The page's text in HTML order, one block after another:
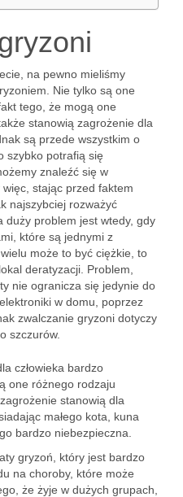
na pewno mieliśmy
Nie tylko są one
tego, że mogą one
stanowią zagrożenie dla
są przede wszystkim o
szybko potrafią się
znaleźć się w
stając przed faktem
najszybciej rozważyć
duży problem jest wtedy, gdy
które są jednymi z
może to być ciężkie, to
deratyzacji. Problem,
nie ogranicza się jedynie do
w domu, poprzez
zwalczanie gryzoni dotyczy
szczurów.
człowieka bardzo
one różnego rodzaju
stanowią dla
małego kota, kuna
bardzo niebezpieczna.
gryzoń, który jest bardzo
na choroby, które może
że żyje w dużych grupach,